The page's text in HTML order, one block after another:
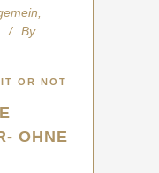
,
By
OR NOT
OHNE